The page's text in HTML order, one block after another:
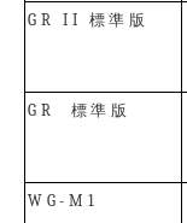
GR II 標準版
GR 標準版
WG-M1